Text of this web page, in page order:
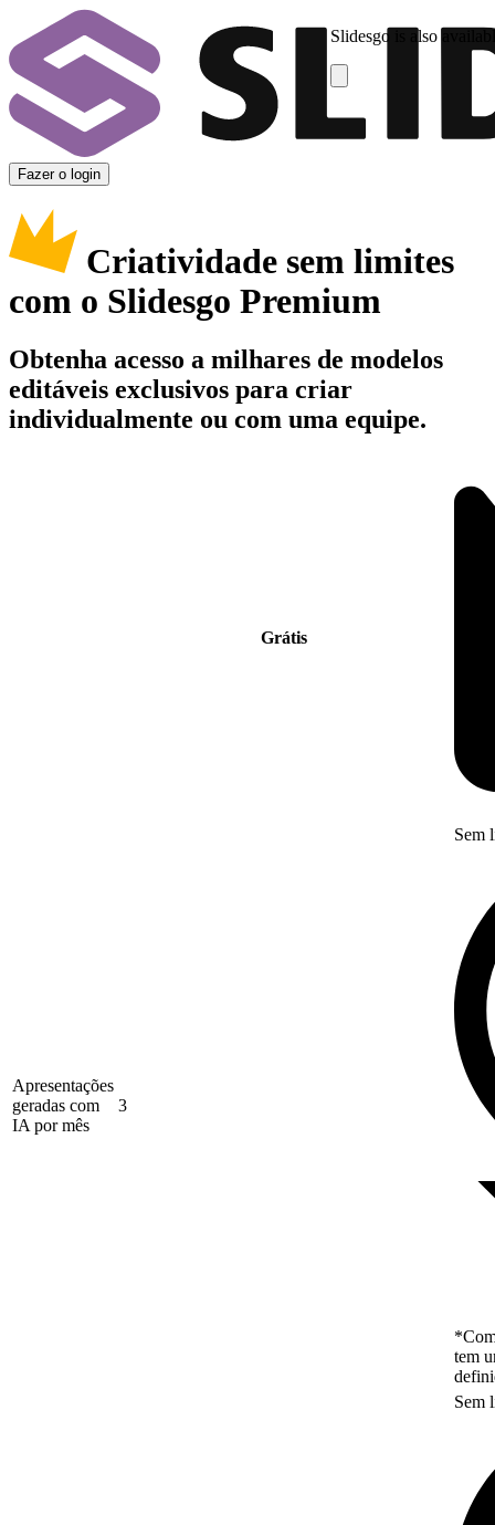
Slidesgo is also
Fazer o login
Criatividade sem limites
com o Slidesgo Premium
Obtenha acesso a milhares de modelos
editáveis exclusivos para criar
individualmente ou com uma equipe.
Grátis
Apresentações
geradas com
IA por mês
3
Sem
tem
Sem